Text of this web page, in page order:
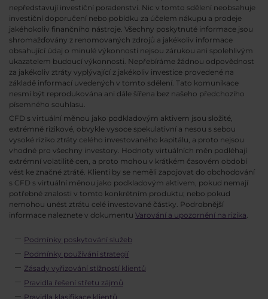
nepředstavují investiční poradenství. Nic v tomto sdělení neobsahuje
investiční doporučení nebo pobídku za účelem nákupu a prodeje
jakéhokoliv finančního nástroje. Všechny poskytnuté informace jsou
shromažďovány z renomovaných zdrojů a jakékoliv informace
obsahující údaj o minulé výkonnosti nejsou zárukou ani spolehlivým
ukazatelem budoucí výkonnosti. Nepřebíráme žádnou odpovědnost
za jakékoliv ztráty vyplývající z jakékoliv investice provedené na
základě informací uvedených v tomto sdělení. Tato komunikace
nesmí být reprodukována ani dále šířena bez našeho předchozího
písemného souhlasu.
CFD s virtuální měnou jako podkladovým aktivem jsou složité,
extrémně rizikové, obvykle vysoce spekulativní a nesou s sebou
vysoké riziko ztráty celého investovaného kapitálu, a proto nejsou
vhodné pro všechny investory. Hodnoty virtuálních měn podléhají
extrémní volatilitě cen, a proto mohou v krátkém časovém období
vést ke značné ztrátě. Klienti by se neměli zapojovat do obchodování
s CFD s virtuální měnou jako podkladovým aktivem, pokud nemají
potřebné znalosti v tomto konkrétním produktu; nebo pokud
nemohou unést ztrátu celé investované částky. Podrobnější
informace naleznete v dokumentu Varování a upozornění na rizika
Podmínky poskytování služeb
Podmínky používání strategií
Zásady vyřizování stížností klientů
Pravidla řešení střetu zájmů
Pravidla klasifikace klientů